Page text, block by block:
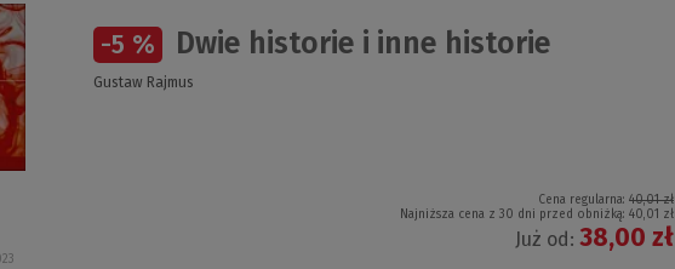
-5 % Dwie historie i inne historie
Gustaw Rajmus
Cena regularna: 40,01 zł
Najniższa cena z 30 dni przed obniżką: 40,01 zł
Już od: 38,00 zł